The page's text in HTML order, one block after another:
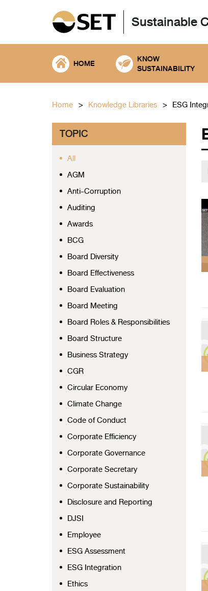
Sustainable
HOME
KNOW
SUSTAINABILITY
Home Knowledge Libraries ESG
TOPIC
All
AGM
Anti-Corruption
Auditing
Awards
BCG
Board Diversity
Board Effectiveness
Board Evaluation
Board Meeting
Board Roles & Responsibilities
Board Structure
Business Strategy
CGR
Circular Economy
Climate Change
Code of Conduct
Corporate Efficiency
Corporate Governance
Corporate Secretary
Corporate Sustainability
Disclosure and Reporting
DJSI
Employee
ESG Assessment
ESG Integration
Ethics